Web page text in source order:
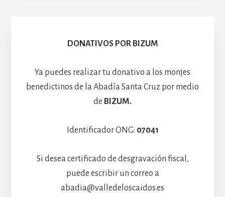
Hospedería
DONATIVOS POR BIZUM
Ya puedes realizar tu donativo a los monjes
benedictinos de la Abadía Santa Cruz por medio
de BIZUM.
Identificador ONG: 07041
Si desea certificado de desgravación fiscal,
puede escribir un correo a
abadia@valledeloscaidos.es